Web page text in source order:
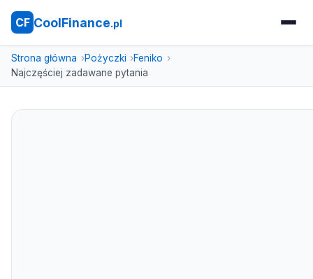
CF CoolFinance.pl
Strona główna Pożyczki
Feniko
Najczęściej zadawane pytania